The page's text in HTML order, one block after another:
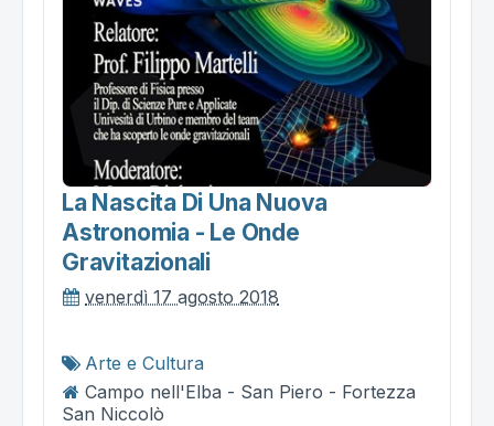
La Nascita Di Una Nuova
Astronomia - Le Onde
Gravitazionali
venerdì 17 agosto 2018
Arte e Cultura
Campo nell'Elba - San Piero - Fortezza
San Niccolò